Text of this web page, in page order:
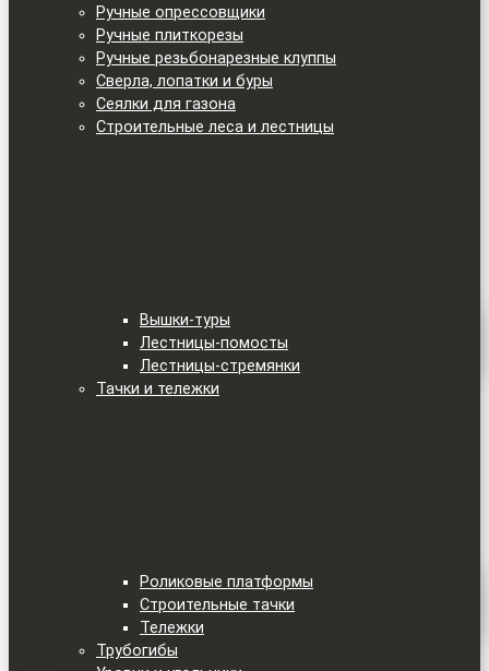
Ручные опрессовщики
Ручные плиткорезы
Ручные резьбонарезные клуппы
Сверла, лопатки и буры
Сеялки для газона
Строительные леса и лестницы
Вышки-туры
Лестницы-помосты
Лестницы-стремянки
Тачки и тележки
Роликовые платформы
Строительные тачки
Тележки
Трубогибы